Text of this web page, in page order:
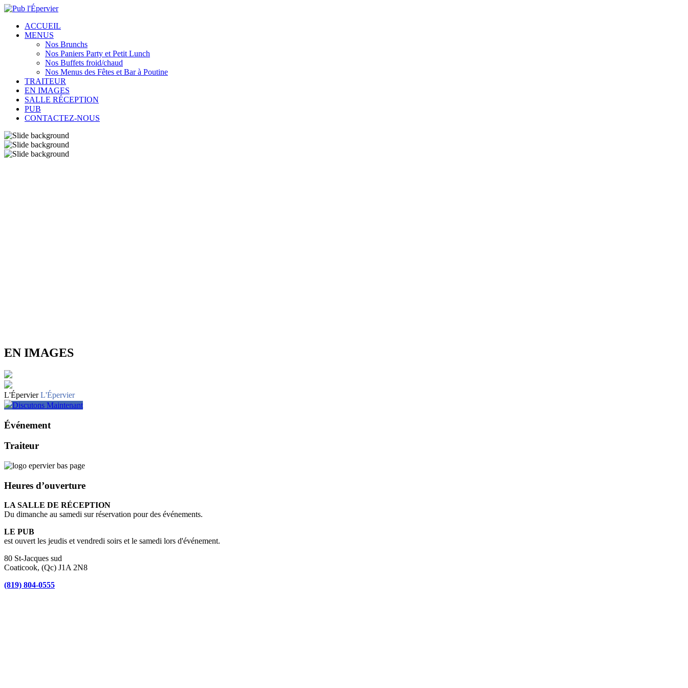
ACCUEIL
MENUS
Nos Brunchs
Nos Paniers Party et Petit Lunch
Nos Buffets froid/chaud
Nos Menus des Fêtes et Bar à Poutine
TRAITEUR
EN IMAGES
SALLE RÉCEPTION
PUB
CONTACTEZ-NOUS
EN IMAGES
L'Épervier L'Épervier
Discutons Maintenant
Événement
Traiteur
Heures d’ouverture
LA SALLE DE RÉCEPTION
Du dimanche au samedi sur réservation pour des événements.
LE PUB
est ouvert les jeudis et vendredi soirs et le samedi lors d'événement.
80 St-Jacques sud
Coaticook, (Qc) J1A 2N8
(819) 804-0555